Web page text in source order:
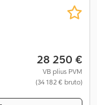
28 250 €
VB plius PVM
(34 182 € bruto)